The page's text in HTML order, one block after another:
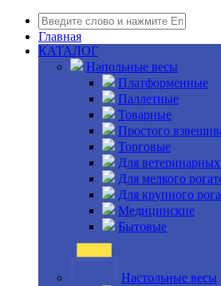
Главная
КАТАЛОГ
Напольные весы
Платформенные
Паллетные
Товарные
Простого
Торговые
Для
Для мелкого
Для крупного
Медицинские
Бытовые
Настольные весы